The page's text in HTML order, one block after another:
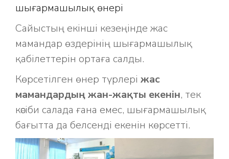
шығармашылық өнері
Сайыстың екінші кезеңінде жас
мамандар өздерінің шығармашылық
қабілеттерін ортаға салды.
Көрсетілген өнер түрлері жас
мамандардың жан-жақты екенін, тек
кәсіби салада ғана емес, шығармашылық
бағытта да белсенді екенін көрсетті.